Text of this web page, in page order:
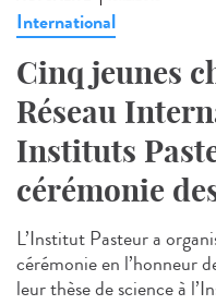
International
Cinq jeunes
Réseau
Instituts
cérémonie
L’Institut Pasteur a
cérémonie en l’honneur
leur thèse de science à